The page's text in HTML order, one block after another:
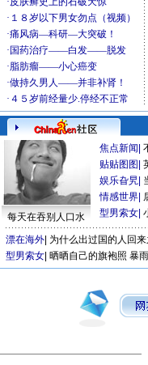
每天在吞别人口水
焦点新闻
贴贴图图
娱乐旮旯
情感世界
型男索女
漂在海外 为什么出过国的人回
型男索女 晒晒自己的旗袍照 暴